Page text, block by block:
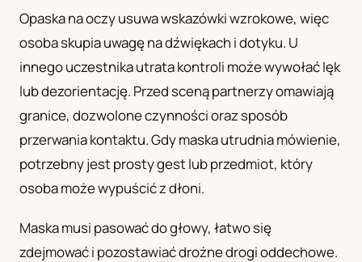
Opaska na oczy usuwa wskazówki wzrokowe, więc
osoba skupia uwagę na dźwiękach i dotyku. U
innego uczestnika utrata kontroli może wywołać lęk
lub dezorientację. Przed sceną partnerzy omawiają
granice, dozwolone czynności oraz sposób
przerwania kontaktu. Gdy maska utrudnia mówienie,
potrzebny jest prosty gest lub przedmiot, który
osoba może wypuścić z dłoni.
Maska musi pasować do głowy, łatwo się
zdejmować i pozostawiać drożne drogi oddechowe.